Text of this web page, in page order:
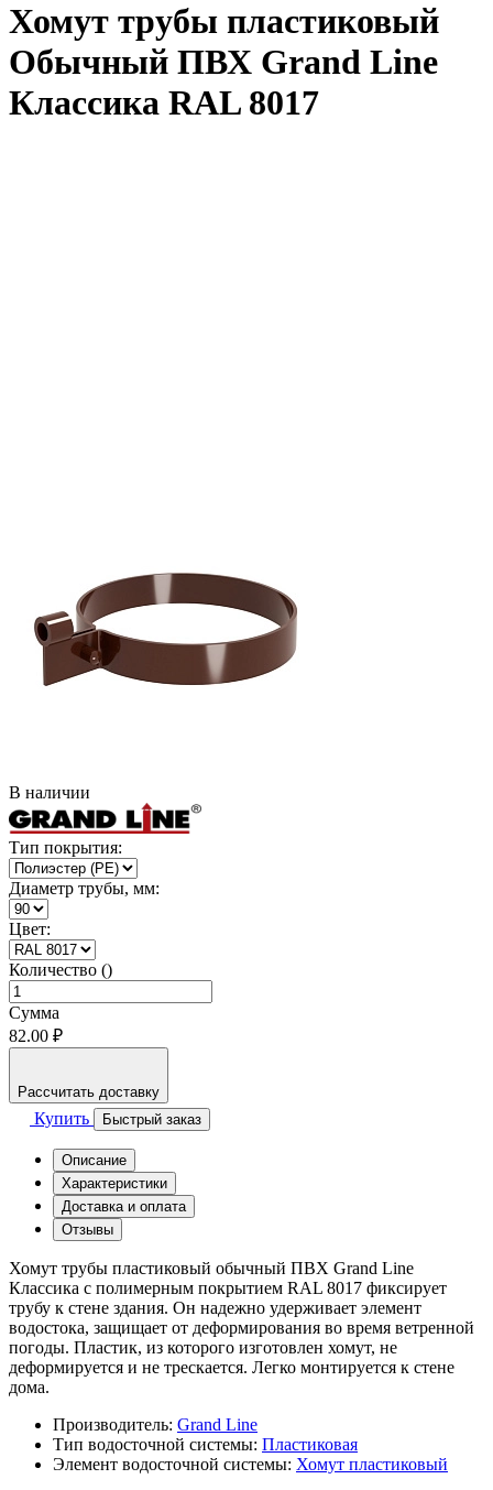
Хомут трубы пластиковый
Обычный ПВХ Grand Line
Классика RAL 8017
В наличии
Тип покрытия:
Диаметр трубы, мм:
Цвет:
Количество ()
Сумма
82.00 ₽
Рассчитать доставку
Купить Быстрый заказ
Описание
Характеристики
Доставка и оплата
Отзывы
Хомут трубы пластиковый обычный ПВХ Grand Line
Классика с полимерным покрытием RAL 8017 фиксирует
трубу к стене здания. Он надежно удерживает элемент
водостока, защищает от деформирования во время ветренной
погоды. Пластик, из которого изготовлен хомут, не
деформируется и не трескается. Легко монтируется к стене
дома.
Производитель: Grand Line
Тип водосточной системы: Пластиковая
Элемент водосточной системы: Хомут пластиковый